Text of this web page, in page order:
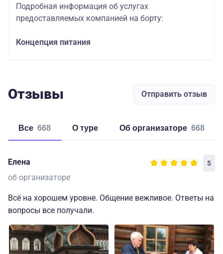
Подробная информация об услугах
предоставляемых компанией на борту:
Концепция питания
Отзывы Отправить отзыв
Все 668 о туре об организаторе 668
Елена 5
об организаторе
Всё на хорошем уровне. Общение вежливое. Ответы на
вопросы все получали.